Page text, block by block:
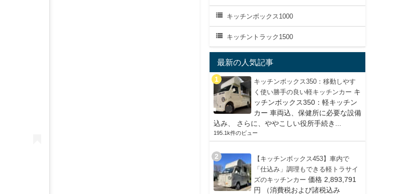
キッチンボックス1000
キッチントラック1500
最新の人気記事
キッチンボックス350：移動しやす
く使い勝手の良い軽キッチンカー キ
ッチンボックス350：軽キッチン
カー 車両込、保健所に必要な設備
込み、 さらに、ややこしい役所手続き...
195.1k件のビュー
【キッチンボックス453】車内で
「仕込み」調理もできる軽トラサイ
ズのキッチンカー 価格 2,893,791
円 （消費税および諸税込み